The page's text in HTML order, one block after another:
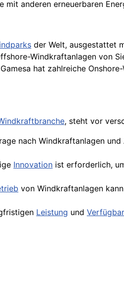
mit anderen erneuerbaren
der Welt, ausgestattet
Windkraftanlagen von
hat zahlreiche
, steht vor
nach Windkraftanlagen
Innovation ist erforderlich,
von Windkraftanlagen
Leistung und